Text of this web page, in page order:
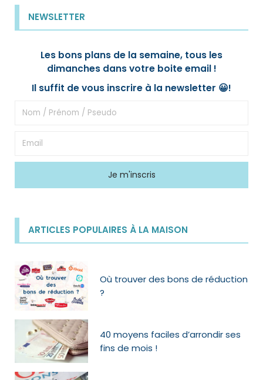
NEWSLETTER
Les bons plans de la semaine, tous les
dimanches dans votre boite email !
Il suffit de vous inscrire à la newsletter 😀!
ARTICLES POPULAIRES À LA MAISON
Où trouver des bons de réduction
?
40 moyens faciles d’arrondir ses
fins de mois !